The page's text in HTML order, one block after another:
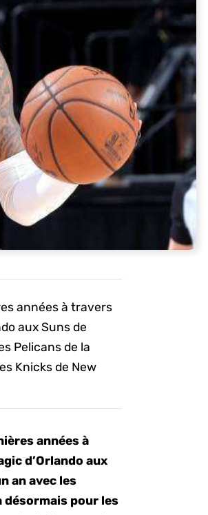
années à travers
aux Suns de
Pelicans de la
Knicks de New
années à
d’Orlando aux
an avec les
désormais pour les